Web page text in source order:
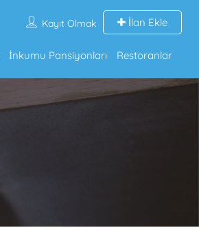
Kayıt Olmak İlan Ekle
İnkumu Pansiyonları Restoranlar